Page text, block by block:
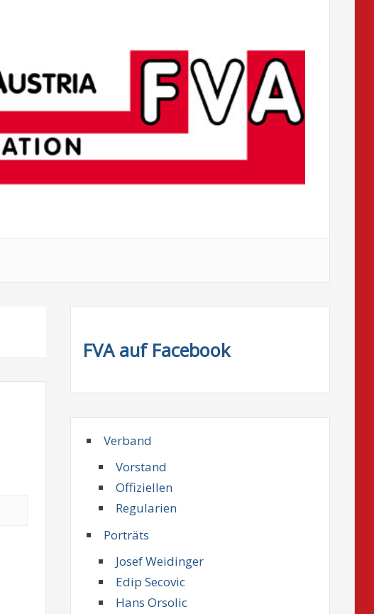
FVA auf Facebook
Verband
Vorstand
Offiziellen
Regularien
Porträts
Josef Weidinger
Edip Secovic
Hans Orsolic